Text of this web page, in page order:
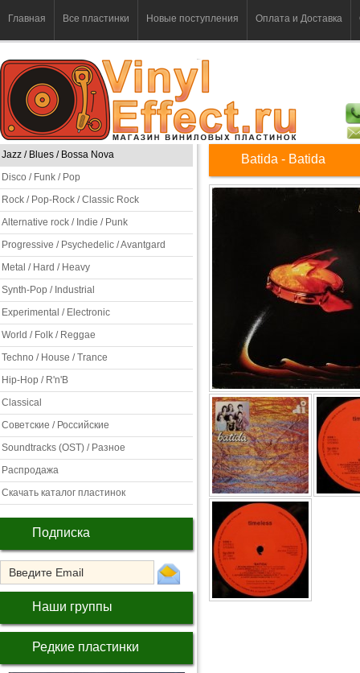
Главная Все пластинки Новые поступления Оплата и Доставка
Jazz / Blues / Bossa Nova
Disco / Funk / Pop
Rock / Pop-Rock / Classic Rock
Alternative rock / Indie / Punk
Progressive / Psychedelic / Avantgard
Metal / Hard / Heavy
Synth-Pop / Industrial
Experimental / Electronic
World / Folk / Reggae
Techno / House / Trance
Hip-Hop / R'n'B
Classical
Советские / Российские
Soundtracks (OST) / Разное
Распродажа
Скачать каталог пластинок
Подписка
Наши группы
Редкие пластинки
Batida - Batida